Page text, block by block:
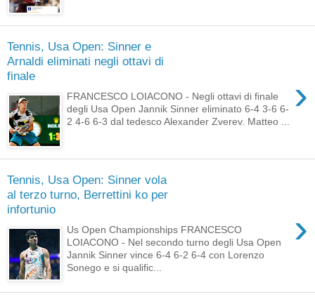
Tennis, Usa Open: Sinner e
Arnaldi eliminati negli ottavi di
finale
›
FRANCESCO LOIACONO - Negli ottavi di finale
degli Usa Open Jannik Sinner eliminato 6-4 3-6 6-
2 4-6 6-3 dal tedesco Alexander Zverev. Matteo ...
Tennis, Usa Open: Sinner vola
al terzo turno, Berrettini ko per
infortunio
›
Us Open Championships FRANCESCO
LOIACONO - Nel secondo turno degli Usa Open
Jannik Sinner vince 6-4 6-2 6-4 con Lorenzo
Sonego e si qualific...